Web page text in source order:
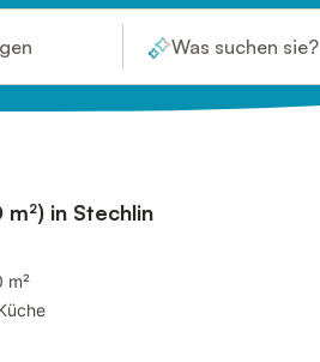
Was suchen sie?
in Stechlin
m²